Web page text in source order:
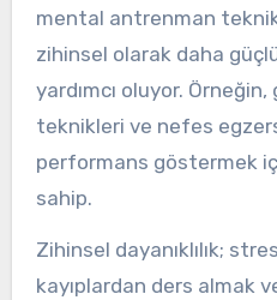
mental antrenman
zihinsel olarak daha
yardımcı oluyor.
teknikleri ve nefes
performans göstermek
sahip.
Zihinsel dayanıklılık;
kayıplardan ders almak